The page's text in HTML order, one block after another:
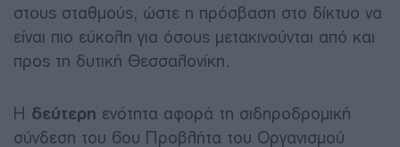
στους σταθμούς, ώστε η πρόσβαση στο δίκτυο να
είναι πιο εύκολη για όσους μετακινούνται από και
προς τη δυτική Θεσσαλονίκη.
Η δεύτερη ενότητα αφορά τη σιδηροδρομική
σύνδεση του 6ου Προβλήτα του Οργανισμού